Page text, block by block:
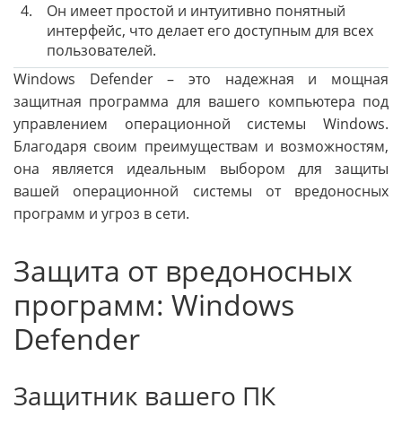
4.
Он имеет простой и интуитивно понятный
интерфейс, что делает его доступным для всех
пользователей.
Windows Defender – это надежная и мощная
защитная программа для вашего компьютера под
управлением операционной системы Windows.
Благодаря своим преимуществам и возможностям,
она является идеальным выбором для защиты
вашей операционной системы от вредоносных
программ и угроз в сети.
Защита от вредоносных
программ: Windows
Defender
Защитник вашего ПК